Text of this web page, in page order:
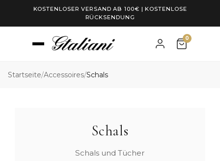
KOSTENLOSER VERSAND AB 100€ | KOSTENLOSE
RÜCKSENDUNG
0
Startseite/Accessoires/Schals
Schals
Schals und Tücher